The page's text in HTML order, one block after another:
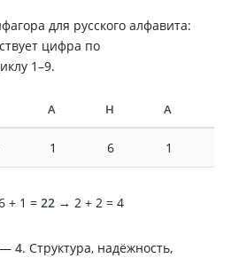
для русского алфавита:
цифра по
1–9.
А Н А
1 6 1
+ 1 = 22 → 2 + 2 = 4
— 4. Структура, надёжность,